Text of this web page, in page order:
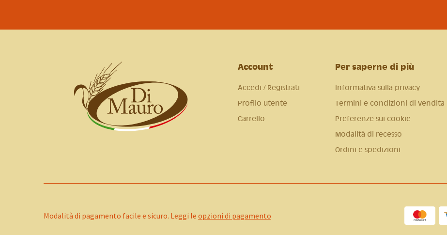
Account
Accedi / Registrati
Profilo utente
Carrello
Per saperne di più
Informativa sulla privacy
Termini e condizioni di vendita
Preferenze sui cookie
Modalità di recesso
Ordini e spedizioni
Modalità di pagamento facile e sicuro. Leggi le opzioni di pagamento